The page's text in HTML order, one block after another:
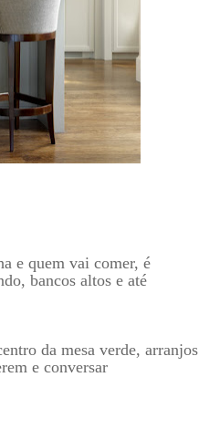
e quem vai comer, é
bancos altos e até
da mesa verde, arranjos
e conversar